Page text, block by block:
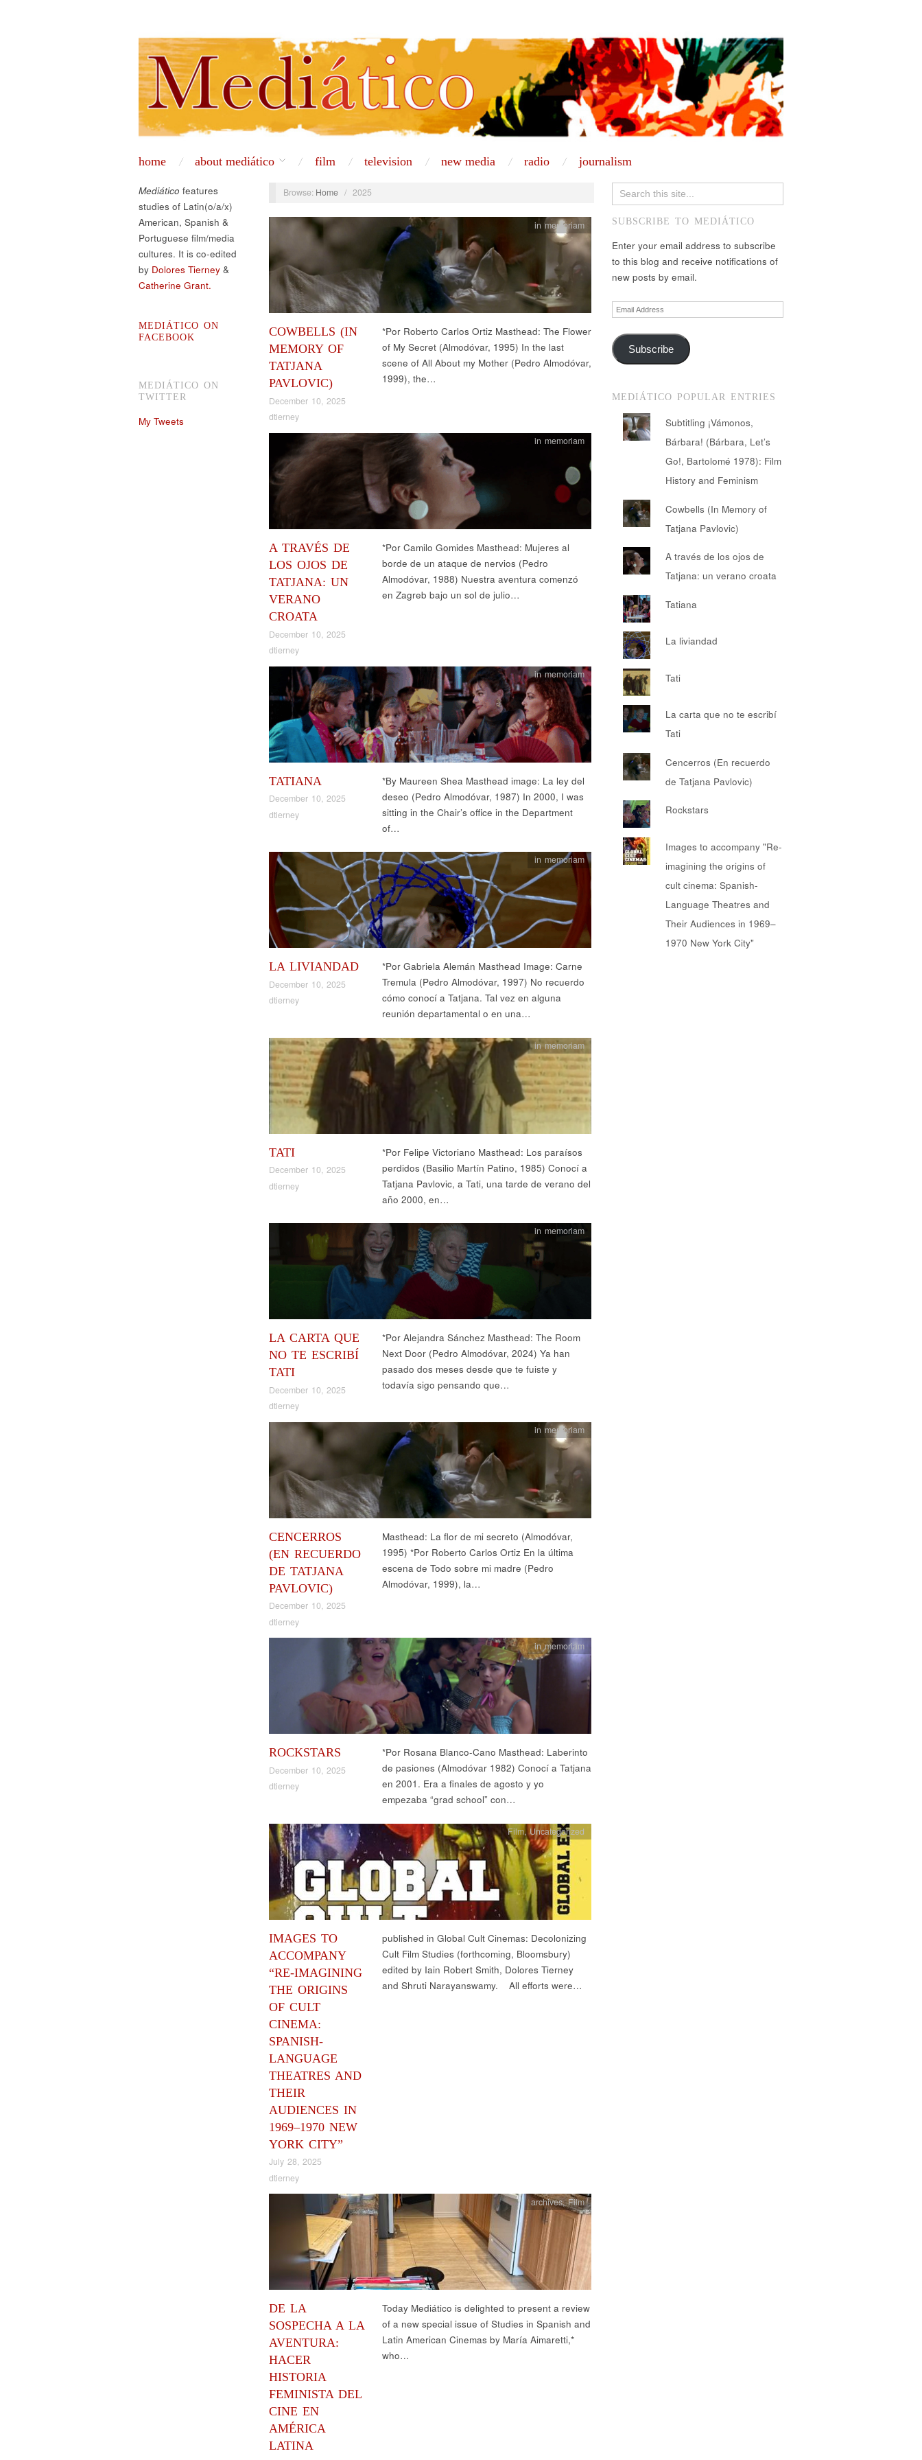
home about mediático film television new media radio journalism
Mediático features
studies of Latin(o/a/x)
American, Spanish &
Portuguese film/media
cultures. It is co-edited
by Dolores Tierney &
Catherine Grant.
MEDIÁTICO ON
FACEBOOK
MEDIÁTICO ON
TWITTER
My Tweets
Browse: Home / 2025
COWBELLS (IN
MEMORY OF
TATJANA
PAVLOVIC)
December 10, 2025
dtierney
in memoriam
*Por Roberto Carlos Ortiz Masthead: The Flower
of My Secret (Almodóvar, 1995) In the last
scene of All About my Mother (Pedro Almodóvar,
1999), the…
A TRAVÉS DE
LOS OJOS DE
TATJANA: UN
VERANO
CROATA
December 10, 2025
dtierney
in memoriam
*Por Camilo Gomides Masthead: Mujeres al
borde de un ataque de nervios (Pedro
Almodóvar, 1988) Nuestra aventura comenzó
en Zagreb bajo un sol de julio…
TATIANA
December 10, 2025
dtierney
in memoriam
*By Maureen Shea Masthead image: La ley del
deseo (Pedro Almodóvar, 1987) In 2000, I was
sitting in the Chair’s office in the Department
of…
LA LIVIANDAD
December 10, 2025
dtierney
in memoriam
*Por Gabriela Alemán Masthead Image: Carne
Tremula (Pedro Almodóvar, 1997) No recuerdo
cómo conocí a Tatjana. Tal vez en alguna
reunión departamental o en una…
TATI
December 10, 2025
dtierney
in memoriam
*Por Felipe Victoriano Masthead: Los paraísos
perdidos (Basilio Martín Patino, 1985) Conocí a
Tatjana Pavlovic, a Tati, una tarde de verano del
año 2000, en…
LA CARTA QUE
NO TE ESCRIBÍ
TATI
December 10, 2025
dtierney
in memoriam
*Por Alejandra Sánchez Masthead: The Room
Next Door (Pedro Almodóvar, 2024) Ya han
pasado dos meses desde que te fuiste y
todavía sigo pensando que…
CENCERROS
(EN RECUERDO
DE TATJANA
PAVLOVIC)
December 10, 2025
dtierney
in memoriam
Masthead: La flor de mi secreto (Almodóvar,
1995) *Por Roberto Carlos Ortiz En la última
escena de Todo sobre mi madre (Pedro
Almodóvar, 1999), la…
ROCKSTARS
December 10, 2025
dtierney
in memoriam
*Por Rosana Blanco-Cano Masthead: Laberinto
de pasiones (Almodóvar 1982) Conocí a Tatjana
en 2001. Era a finales de agosto y yo
empezaba “grad school” con…
IMAGES TO
ACCOMPANY
“RE-IMAGINING
THE ORIGINS
OF CULT
CINEMA:
SPANISH-
LANGUAGE
THEATRES AND
THEIR
AUDIENCES IN
1969–1970 NEW
YORK CITY”
July 28, 2025
dtierney
Film,Uncategorized
published in Global Cult Cinemas: Decolonizing
Cult Film Studies (forthcoming, Bloomsbury)
edited by Iain Robert Smith, Dolores Tierney
and Shruti Narayanswamy. All efforts were…
DE LA
SOSPECHA A LA
AVENTURA:
HACER
HISTORIA
FEMINISTA DEL
CINE EN
AMÉRICA
LATINA
archives,Film
Today Mediático is delighted to present a review
of a new special issue of Studies in Spanish and
Latin American Cinemas by María Aimaretti,*
who…
SUBSCRIBE TO MEDIÁTICO
Enter your email address to subscribe
to this blog and receive notifications of
new posts by email.
Email
Address
Subscribe
MEDIÁTICO POPULAR ENTRIES
Subtitling ¡Vámonos,
Bárbara! (Bárbara, Let’s
Go!, Bartolomé 1978): Film
History and Feminism
Cowbells (In Memory of
Tatjana Pavlovic)
A través de los ojos de
Tatjana: un verano croata
Tatiana
La liviandad
Tati
La carta que no te escribí
Tati
Cencerros (En recuerdo
de Tatjana Pavlovic)
Rockstars
Images to accompany "Re-
imagining the origins of
cult cinema: Spanish-
Language Theatres and
Their Audiences in 1969–
1970 New York City"